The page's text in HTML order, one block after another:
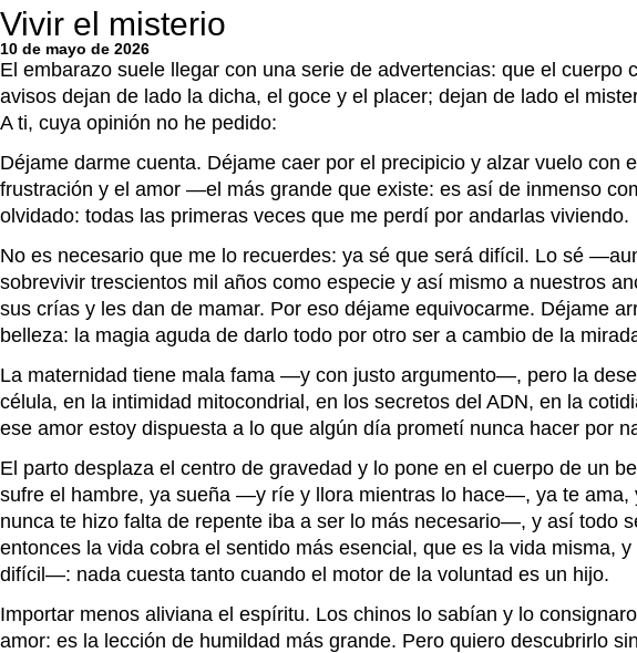
Vivir el misterio
10 de mayo de 2026
El embarazo suele llegar con una serie de advertencias: que el
avisos dejan de lado la dicha, el goce y el placer; dejan de lado el
A ti, cuya opinión no he pedido:
Déjame darme cuenta. Déjame caer por el precipicio y alzar vuelo
frustración y el amor —el más grande que existe: es así de inmenso
olvidado: todas las primeras veces que me perdí por andarlas viviendo.
No es necesario que me lo recuerdes: ya sé que será difícil. Lo sé
sobrevivir trescientos mil años como especie y así mismo a nuestros
sus crías y les dan de mamar. Por eso déjame equivocarme. Déjame
belleza: la magia aguda de darlo todo por otro ser a cambio de la
La maternidad tiene mala fama —y con justo argumento—, pero la
célula, en la intimidad mitocondrial, en los secretos del ADN, en la
ese amor estoy dispuesta a lo que algún día prometí nunca hacer por
El parto desplaza el centro de gravedad y lo pone en el cuerpo de un
sufre el hambre, ya sueña —y ríe y llora mientras lo hace—, ya te
nunca te hizo falta de repente iba a ser lo más necesario—, y así todo
entonces la vida cobra el sentido más esencial, que es la vida
difícil—: nada cuesta tanto cuando el motor de la voluntad es un hijo.
Importar menos aliviana el espíritu. Los chinos lo sabían y lo
amor: es la lección de humildad más grande. Pero quiero descubrirlo